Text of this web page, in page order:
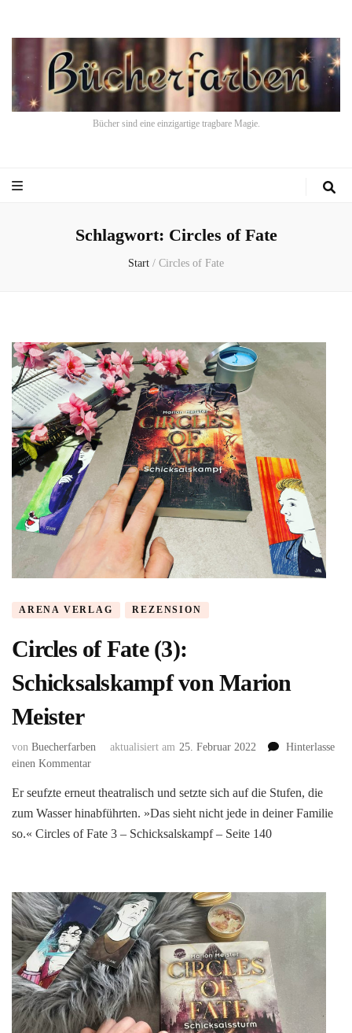
Bücher sind eine einzigartige tragbare Magie.
Schlagwort: Circles of Fate
Start / Circles of Fate
ARENA VERLAG REZENSION
Circles of Fate (3):
Schicksalskampf von Marion
Meister
von Buecherfarben aktualisiert am 25. Februar 2022
Hinterlasse
einen Kommentarzu
of
Fate
(3):
Meister
Er seufzte erneut theatralisch und setzte sich auf die Stufen, die
zum Wasser hinabführten. »Das sieht nicht jede in deiner Familie
so.« Circles of Fate 3 – Schicksalskampf – Seite 140